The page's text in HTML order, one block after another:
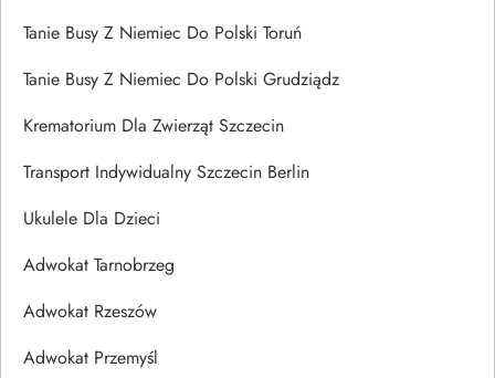
Tanie Busy Z Niemiec Do Polski Toruń
Tanie Busy Z Niemiec Do Polski Grudziądz
Krematorium Dla Zwierząt Szczecin
Transport Indywidualny Szczecin Berlin
Ukulele Dla Dzieci
Adwokat Tarnobrzeg
Adwokat Rzeszów
Adwokat Przemyśl